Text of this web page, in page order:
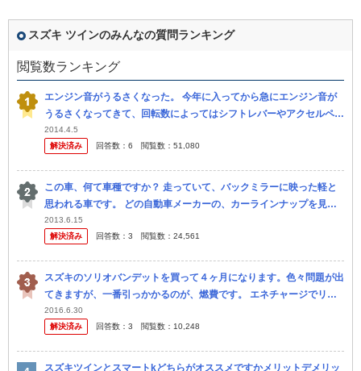
スズキ ツインのみんなの質問ランキング
閲覧数ランキング
エンジン音がうるさくなった。 今年に入ってから急にエンジン音が
うるさくなってきて、回転数によってはシフトレバーやアクセルペダ
ルまで振動が伝わってきます。 （アイドリングは問題なく静かで
す） エン...
2014.4.5
解決済み
回答数： 6 閲覧数： 51,080
この車、何て車種ですか？ 走っていて、バックミラーに映った軽と
思われる車です。 どの自動車メーカーの、カーラインナップを見て
も、 見つかりません。 特徴は丸いヘッドライトと、グリルと一体化
した...
2013.6.15
解決済み
回答数： 3 閲覧数： 24,561
スズキのソリオバンデットを買って４ヶ月になります。色々問題が出
てきますが、一番引っかかるのが、燃費です。 エネチャージでリッ
ター２７㎞が謳い文句ですが、片道２００ｋｍの中国道を２往復、平
均スピー...
2016.6.30
解決済み
回答数： 3 閲覧数： 10,248
スズキツインとスマートkどちらがオススメですかメリットデメリッ